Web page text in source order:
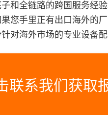
全链路的跨国服务经验
您手里正有出口海外的
对海外市场的专业设备配
联系我们获取